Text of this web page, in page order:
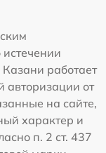
работает
авторизации от
на сайте,
характер и
п. 2 ст. 437